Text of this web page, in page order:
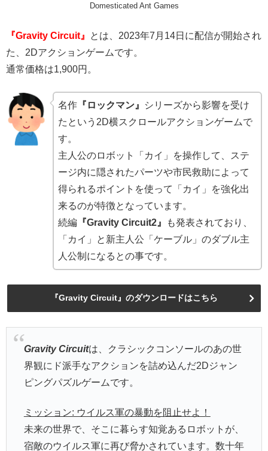
Domesticated Ant Games
『Gravity Circuit』
とは、2023年7月14日に配信が開始され
た、2Dアクションゲームです。
通常価格は1,900円。
名作 『ロックマン』 シリーズから影響を受け
たという2D横スクロールアクションゲームで
す。
主人公のロボット「カイ」を操作して、ステ
ージ内に隠されたパーツや市民救助によって
得られるポイントを使って「カイ」を強化出
来るのが特徴となっています。
続編 『Gravity Circuit2』
も発表されており、
「カイ」と新主人公「ケーブル」のダブル主
人公制になるとの事です。
『Gravity Circuit』のダウンロードはこちら
Gravity Circuitは、クラシックコンソールのあの世
界観にド派手なアクションを詰め込んだ2Dジャン
ピングパズルゲームです。
ミッション: ウイルス軍の暴動を阻止せよ！
未来の世界で、そこに暮らす知覚あるロボットが、
宿敵のウイルス軍に再び脅かされています。数十年